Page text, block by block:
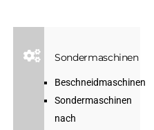
Sondermaschinen
Beschneidmaschinen
Sondermaschinen
nach